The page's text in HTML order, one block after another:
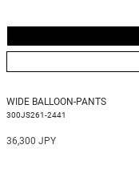
WIDE BALLOON-PANTS
300JS261-2441
36,300 JPY